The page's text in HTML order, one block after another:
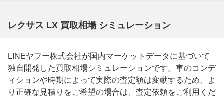
レクサス LX 買取相場 シミュレーション
LINEヤフー株式会社が国内マーケットデータに基づいて
独自開発した買取相場シミュレーションです。車のコンデ
ィションや時期によって実際の査定額は変動するため、よ
り正確な見積りをご希望の場合は、査定依頼をご利用くだ